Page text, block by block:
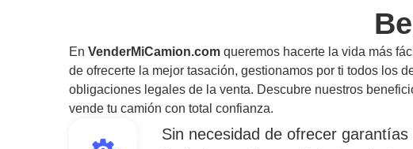
En VenderMiCamion.com queremos hacerte la vida más
de ofrecerte la mejor tasación, gestionamos por ti todos los
obligaciones legales de la venta. Descubre nuestros
vende tu camión con total confianza.
Sin necesidad de ofrecer garantías